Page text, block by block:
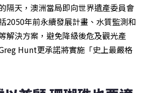
隔天，澳洲當局即向世界遺產委員會
2050年前永續發展計畫、水質監測和
解決方案，避免降級後危及觀光產
Hunt更承諾將實施「史上最嚴格